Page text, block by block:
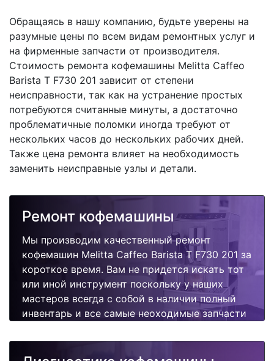
Обращаясь в нашу компанию, будьте уверены на
разумные цены по всем видам ремонтных услуг и
на фирменные запчасти от производителя.
Стоимость ремонта кофемашины Melitta Caffeo
Barista T F730 201 зависит от степени
неисправности, так как на устранение простых
потребуются считанные минуты, а достаточно
проблематичные поломки иногда требуют от
нескольких часов до нескольких рабочих дней.
Также цена ремонта влияет на необходимость
заменить неисправные узлы и детали.
Ремонт кофемашины
Мы производим качественный ремонт
кофемашин Melitta Caffeo Barista T F730 201 за
короткое время. Вам не придется искать тот
или иной инструмент поскольку у наших
мастеров всегда с собой в наличии полный
инвентарь и все самые неоходимые запчасти
быстро, качественно и недорого.